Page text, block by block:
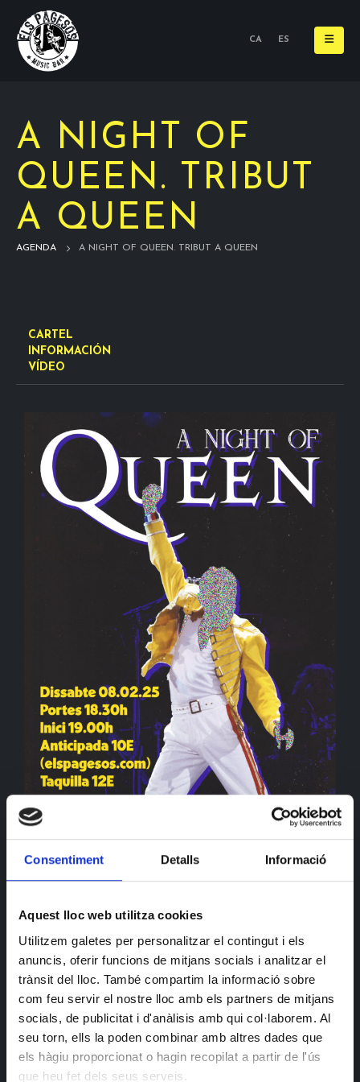
Consentiment Detalls Informació
Aquest lloc web utilitza cookies
Utilitzem galetes per personalitzar el contingut i els
anuncis, oferir funcions de mitjans socials i analitzar el
trànsit del lloc. També compartim la informació sobre
com feu servir el nostre lloc amb els partners de mitjans
socials, de publicitat i d'anàlisis amb qui col·laborem. Al
seu torn, ells la poden combinar amb altres dades que
els hàgiu proporcionat o hagin recopilat a partir de l'ús
que heu fet dels seus serveis.
CA ES
A NIGHT OF
QUEEN. TRIBUT
A QUEEN
AGENDA A NIGHT OF QUEEN. TRIBUT A QUEEN
CARTEL
INFORMACIÓN
VÍDEO
Si ets de les que crida «MAMAAAA, UUUHUUUUU»
dissabte tens una cita obligada! Tribut a Queen en
directe perquè cantis, saltis i et deixis la veu amb els
himnes més mítics de la història. We Will Rock You,
Don’t Stop Me Now, Somebody to Love… sí, sí, totes
aquestes i més!